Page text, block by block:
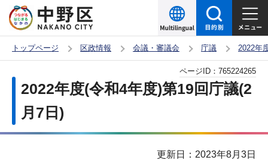
の
ー
トップページ 区政情報 会議・審議会 庁議 2022年
か
2022年度(令和4年度)第19回庁議(2
月7日)
ページID： 765224265
更新日：2023年8月3日